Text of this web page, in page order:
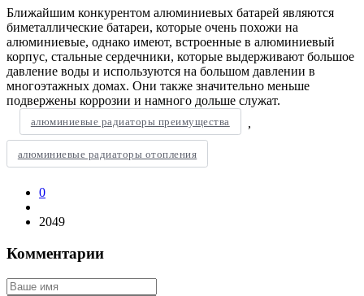
Ближайшим конкурентом алюминиевых батарей являются
биметаллические батареи, которые очень похожи на
алюминиевые, однако имеют, встроенные в алюминиевый
корпус, стальные сердечники, которые выдерживают большое
давление воды и используются на большом давлении в
многоэтажных домах. Они также значительно меньше
подвержены коррозии и намного дольше служат.
алюминиевые радиаторы преимущества
алюминиевые радиаторы отопления
0
2049
Комментарии